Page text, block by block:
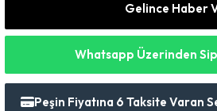
Gelince Haber
Whatsapp Üzerinden
Peşin Fiyatına 6 Taksite Varan